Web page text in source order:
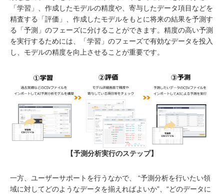
「学習」、作成したモデルの精度や、寄与したデータ項目などを
精査する「評価」、作成したモデルをもとに将来の結果を予測す
る「予測」のフェーズに分けることができます。精度の高い予測
を実行するためには、「学習」のフェーズで有効なデータを投入
し、モデルの精度を向上させることが重要です。
【予測分析実行のステップ】
一方、ユーザーサポートを行うなかで、 “予測分析を行いたい領
域に対してどのようなデータを揃えればよいか”、“どのデータに